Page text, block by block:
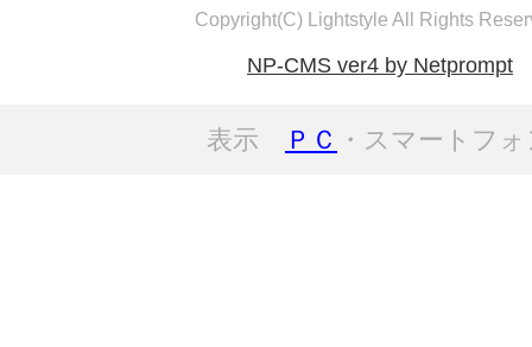
Copyright(C) Lightstyle All Rights
NP-CMS ver4 by Netprompt
表示 ＰＣ ・スマートフ